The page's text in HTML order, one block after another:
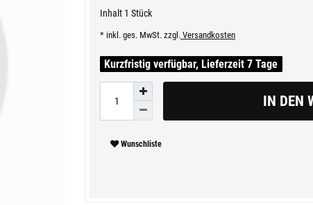
Inhalt 1 Stück
* inkl. ges. MwSt. zzgl. Versandkosten
Kurzfristig verfügbar, Lieferzeit 7 Tage
IN DEN
Wunschliste